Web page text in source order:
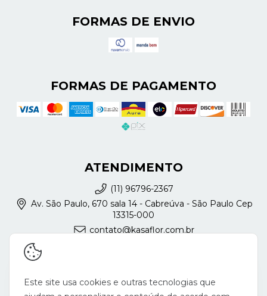
FORMAS DE ENVIO
FORMAS DE PAGAMENTO
ATENDIMENTO
(11) 96796-2367
Av. São Paulo, 670 sala 14 - Cabreúva - São Paulo Cep
13315-000
contato@kasaflor.com.br
Este site usa cookies e outras tecnologias que